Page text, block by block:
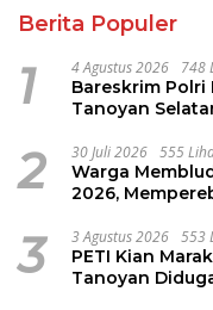
Berita Populer
1 4 Agustus 2026 748
Bareskrim Polri
Tanoyan
2 30 Juli 2026 555
Warga
2026,
3 3 Agustus 2026 553
PETI Kian
Tanoyan